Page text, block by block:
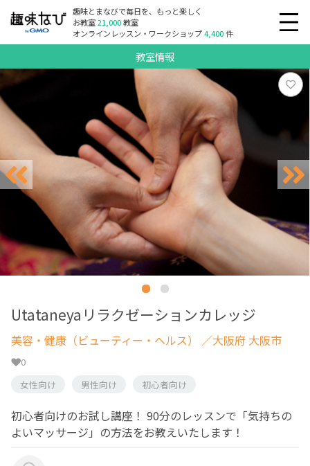
趣味とまなびで毎日を、もっと楽しく
お教室21,000教室
オンラインレッスン・ワークショップ4,400件
教室情報
Utataneyaリラクゼーションカレッジ
美容・健康（ビューティー・ヘルス） ／大阪府 大阪市
0
女性向け
男性向け 初心者向け
初心者向けのお試し講座！ 90分のレッスンで「気持ちの
よいマッサージ」の方法をお教えいたします！